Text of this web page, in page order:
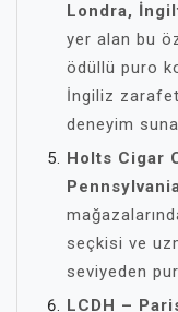
Londra,
yer alan bu
ödüllü puro
İngiliz
deneyim
Holts Cigar
seçkisi ve
seviyeden
LCDH –